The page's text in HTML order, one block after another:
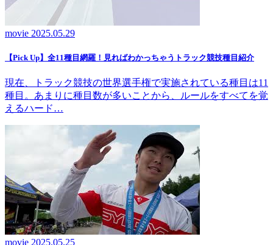
movie 2025.05.29
【Pick Up】全11種目網羅！見ればわかっちゃうトラック競技種目紹介
現在、トラック競技の世界選手権で実施されている種目は11
種目。あまりに種目数が多いことから、ルールをすべてを覚
えるハード…
movie 2025.05.25